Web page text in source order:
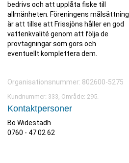
bedrivs och att upplåta fiske till
allmänheten. Föreningens målsättning
är att tillse att Frissjöns håller en god
vattenkvalité genom att följa de
provtagningar som görs och
eventuellt komplettera dem.
Organisationsnummer: 802600-5275
Kundnummer: 333, Område: 295.
Kontaktpersoner
Bo Widestadh
0760 - 47 02 62